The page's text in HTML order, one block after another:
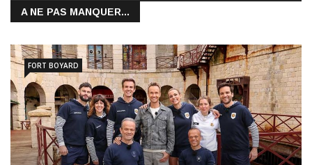
A NE PAS MANQUER...
FORT BOYARD